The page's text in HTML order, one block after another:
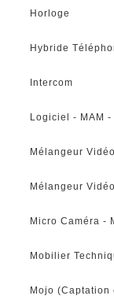
Horloge
Hybride
Intercom
Logiciel - MAM -
Mélangeur Vidéo
Mélangeur
Micro Caméra -
Mobilier
Mojo (Captation